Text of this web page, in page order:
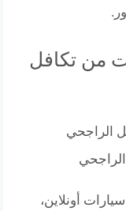
من تكافل
أونلاين،